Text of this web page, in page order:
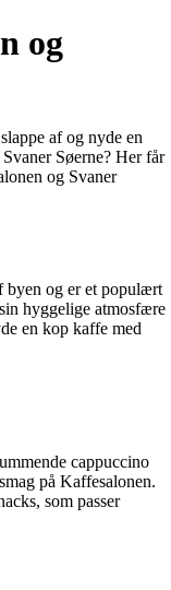
og
af og nyde en
Søerne? Her får
og Svaner
byen og er et populært
hyggelige atmosfære
en kop kaffe med
cappuccino
på Kaffesalonen.
som passer